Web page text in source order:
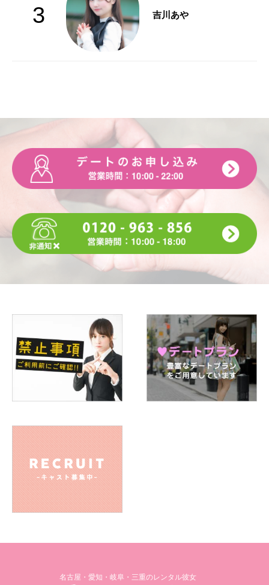
3 吉川あや
名古屋・愛知・岐阜・三重のレンタル彼女